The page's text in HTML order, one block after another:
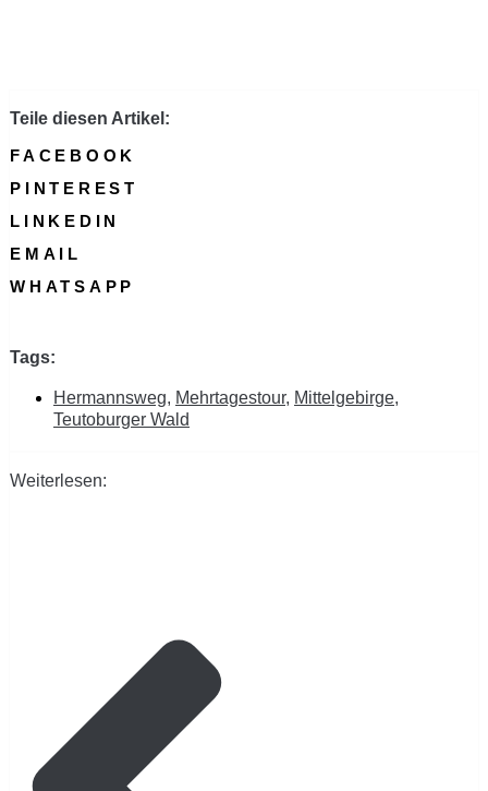
Teile diesen Artikel:
FACEBOOK
PINTEREST
LINKEDIN
EMAIL
WHATSAPP
Tags:
Hermannsweg, Mehrtagestour, Mittelgebirge,
Teutoburger Wald
Weiterlesen: